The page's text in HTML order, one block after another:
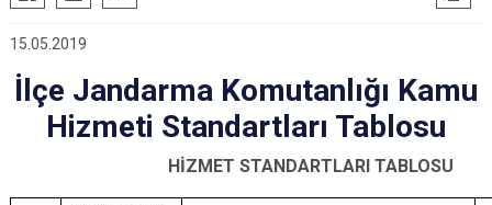
Çamlıhemşin
Çayeli
Derepazarı
Fındıklı
Kalkandere
Pazar
15.05.2019
İlçe Jandarma Komutanlığı Kamu
Hizmeti Standartları Tablosu
HİZMET STANDARTLARI TABLOSU